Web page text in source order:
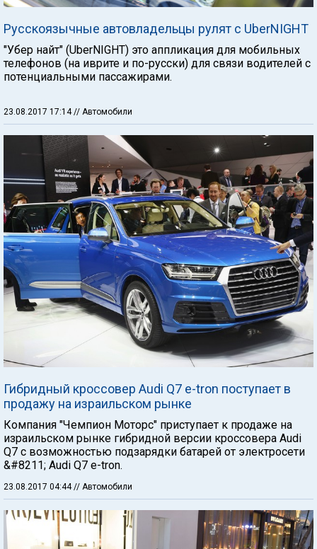
Русскоязычные автовладельцы рулят с UberNIGHT
"Убер найт" (UberNIGHT) это аппликация для мобильных
телефонов (на иврите и по-русски) для связи водителей с
потенциальными пассажирами.
23.08.2017 17:14 // Автомобили
Гибридный кроссовер Audi Q7 e-tron поступает в
продажу на израильском рынке
Компания "Чемпион Моторс" приступает к продаже на
израильском рынке гибридной версии кроссовера Audi
Q7 с возможностью подзарядки батарей от электросети
&#8211; Audi Q7 e-tron.
23.08.2017 04:44// Автомобили